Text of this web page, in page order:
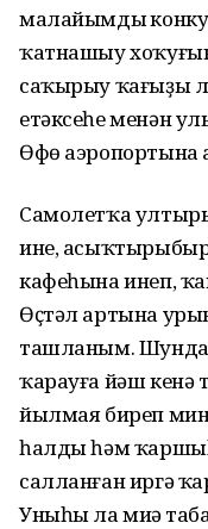
малайымдың
ҡатнашыу
саҡырыу ҡағыҙы
етәксеһе менән
Өфө аэропортына
Самолетҡа
ине,
кафеһына инеп,
Өҫтәл артына
ташланым. Шунда
ҡарауға йәш кенә
йылмая биреп
һалды һәм
салланған иргә
Уныһы ла миңә